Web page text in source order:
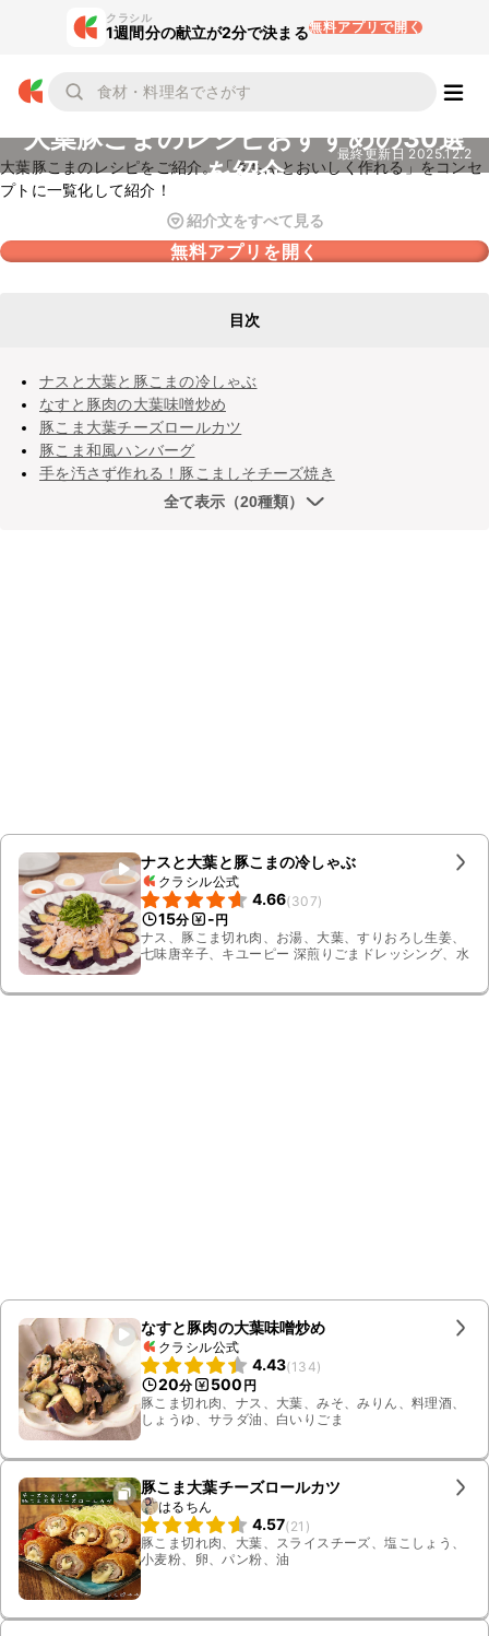
クラシル
1週間分の献立が2分で決まる無料アプリで開く
大葉豚こまのレシピおすすめの30選
を紹介
最終更新日 2025.12.2
大葉豚こまのレシピをご紹介。「きちんとおいしく作れる」をコンセ
プトに一覧化して紹介！
紹介文をすべて見る
無料アプリを開く
目次
ナスと大葉と豚こまの冷しゃぶ
なすと豚肉の大葉味噌炒め
豚こま大葉チーズロールカツ
豚こま和風ハンバーグ
手を汚さず作れる！豚こましそチーズ焼き
全て表示（20種類）
ナスと大葉と豚こまの冷しゃぶ
クラシル公式
4.66(307)
15分 -円
ナス、豚こま切れ肉、お湯、大葉、すりおろし生姜、
七味唐辛子、キユーピー 深煎りごまドレッシング、水
なすと豚肉の大葉味噌炒め
クラシル公式
4.43(134)
20分 500 円
豚こま切れ肉、ナス、大葉、みそ、みりん、料理酒、
しょうゆ、サラダ油、白いりごま
豚こま大葉チーズロールカツ
はるちん
4.57(21 )
豚こま切れ肉、大葉、スライスチーズ、塩こしょう、
小麦粉、卵、パン粉、油